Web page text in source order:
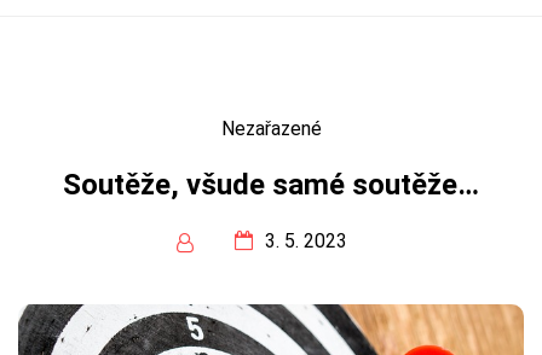
Nezařazené
Soutěže, všude samé soutěže…
3. 5. 2023